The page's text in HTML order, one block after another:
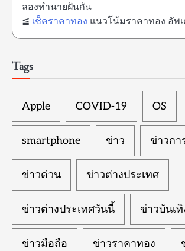
ลองทำนายฝันกัน
≦ เช็คราคาทอง แนวโน้มราคาทอง อัพ
Tags
Apple COVID-19 OS
smartphone ข่าว ข่าวกา
ข่าวด่วน ข่าวต่างประเทศ
ข่าวต่างประเทศวันนี้ ข่าวบันเทิ
ข่าวมือถือ ข่าวราคาทอง